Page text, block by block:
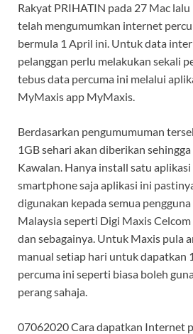
Rakyat PRIHATIN pada 27 Mac
telah mengumumkan internet
bermula 1 April ini. Untuk data
pelanggan perlu melakukan sekali
tebus data percuma ini melalui
MyMaxis app MyMaxis.
Berdasarkan pengumumuman
1GB sehari akan diberikan
Kawalan. Hanya install satu
smartphone saja aplikasi ini
digunakan kepada semua
Malaysia seperti Digi Maxis
dan sebagainya. Untuk Maxis pula
manual setiap hari untuk dapatkan
percuma ini seperti biasa boleh
perang sahaja.
07062020 Cara dapatkan Internet